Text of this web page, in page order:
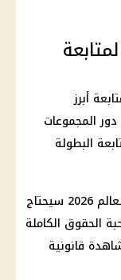
أبرز
دور المجموعات
البطولة
2026
سيحتاج
الحقوق الكاملة
قانونية